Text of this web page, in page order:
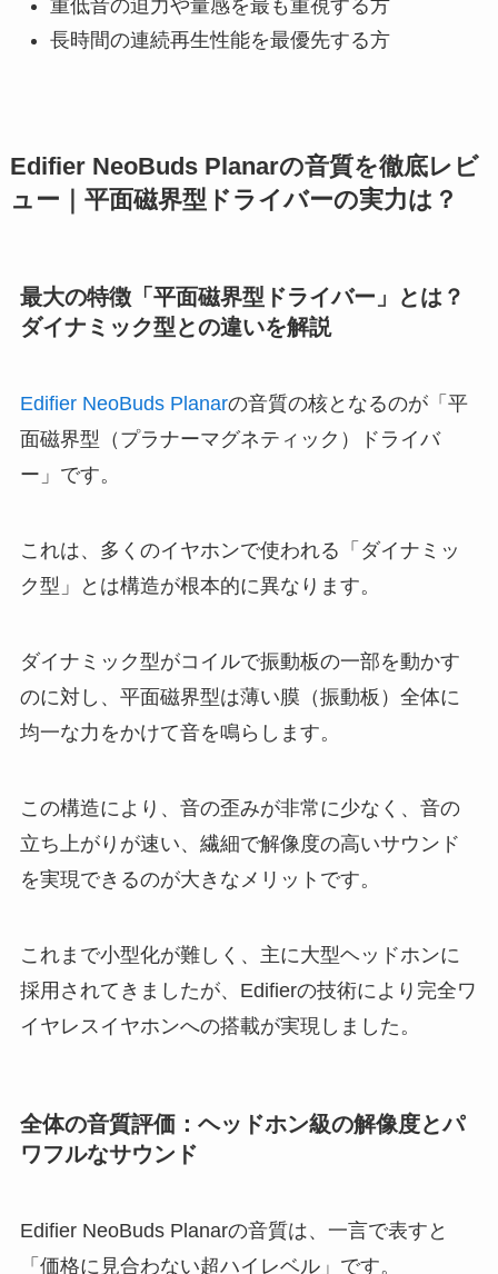
重低音の迫力や量感を最も重視する方
長時間の連続再生性能を最優先する方
Edifier NeoBuds Planarの音質を徹底レビ
ュー｜平面磁界型ドライバーの実力は？
最大の特徴「平面磁界型ドライバー」とは？
ダイナミック型との違いを解説
Edifier NeoBuds Planarの音質の核となるのが「平
面磁界型（プラナーマグネティック）ドライバ
ー」です。
これは、多くのイヤホンで使われる「ダイナミッ
ク型」とは構造が根本的に異なります。
ダイナミック型がコイルで振動板の一部を動かす
のに対し、平面磁界型は薄い膜（振動板）全体に
均一な力をかけて音を鳴らします。
この構造により、音の歪みが非常に少なく、音の
立ち上がりが速い、繊細で解像度の高いサウンド
を実現できるのが大きなメリットです。
これまで小型化が難しく、主に大型ヘッドホンに
採用されてきましたが、Edifierの技術により完全ワ
イヤレスイヤホンへの搭載が実現しました。
全体の音質評価：ヘッドホン級の解像度とパ
ワフルなサウンド
Edifier NeoBuds Planarの音質は、一言で表すと
「価格に見合わない超ハイレベル」です。